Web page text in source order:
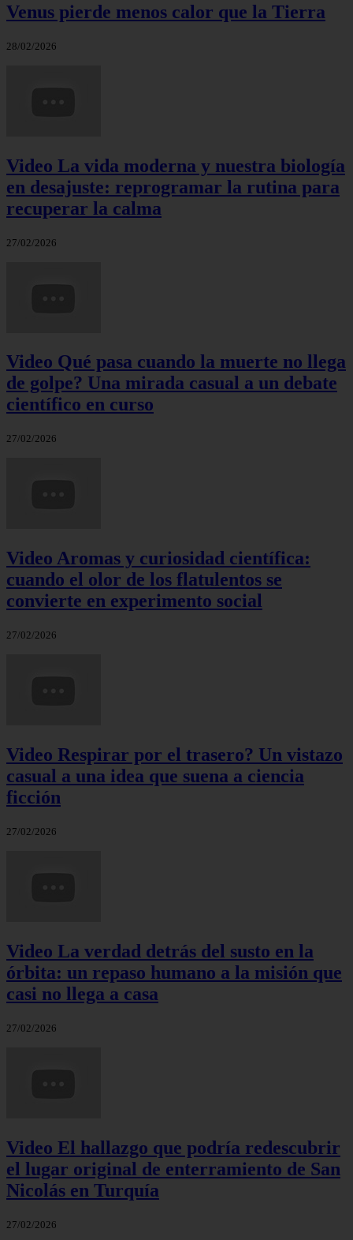
Venus pierde menos calor que la Tierra
28/02/2026
Video La vida moderna y nuestra biología
en desajuste: reprogramar la rutina para
recuperar la calma
27/02/2026
Video Qué pasa cuando la muerte no llega
de golpe? Una mirada casual a un debate
científico en curso
27/02/2026
Video Aromas y curiosidad científica:
cuando el olor de los flatulentos se
convierte en experimento social
27/02/2026
Video Respirar por el trasero? Un vistazo
casual a una idea que suena a ciencia
ficción
27/02/2026
Video La verdad detrás del susto en la
órbita: un repaso humano a la misión que
casi no llega a casa
27/02/2026
Video El hallazgo que podría redescubrir
el lugar original de enterramiento de San
Nicolás en Turquía
27/02/2026